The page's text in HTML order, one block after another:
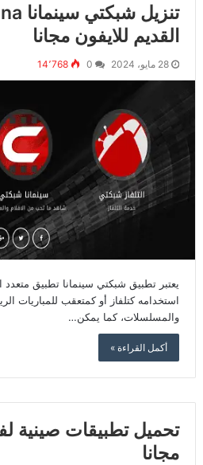
القديم للايفون مجانا
28 مايو، 2024 0 14٬768
يعتبر تطبيق شبكتي سينمانا تطبيق متعدد
استخدامه كتلفاز أو كمتعقب للمباريات
والمسلسلات، كما يمكن…
أكمل القراءة »
مجانا